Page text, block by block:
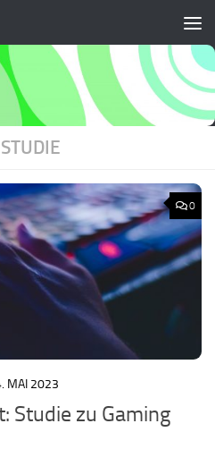
STUDIE
0
MAI 2023
Studie zu Gaming